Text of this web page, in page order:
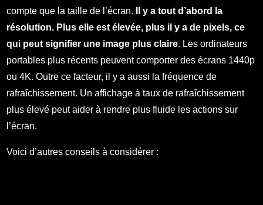
compte que la taille de l’écran.
Il y a tout d’abord la
résolution. Plus elle est élevée, plus il y a de pixels, ce
qui peut signifier une image plus claire. Les ordinateurs
portables plus récents peuvent comporter des écrans 1440p
ou 4K. Outre ce facteur, il y a aussi la fréquence de
rafraîchissement. Un affichage à taux de rafraîchissement
plus élevé peut aider à rendre plus fluide les actions sur
l’écran.
Voici d’autres conseils à considérer :